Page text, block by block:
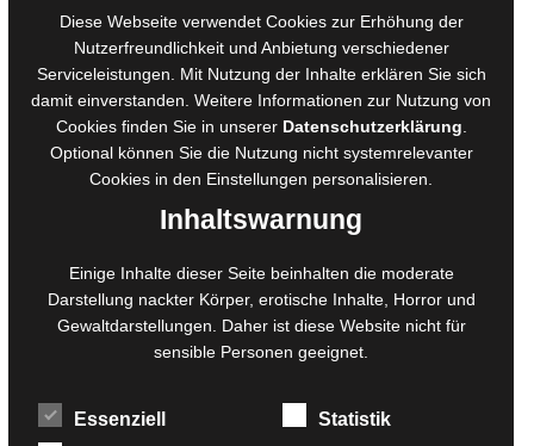
AGB für Medienprojekte
Online-Artikel
Manuskripte einreichen
Ausschreibungen
Belegexemplare
Eigenbedarfsexemplare
Foto- und Bildbearbeitung
Fotorestauration
Creative Artwork
MPS Fotografie
Diese Webseite verwendet Cookies zur Erhöhung der
Nutzerfreundlichkeit und Anbietung verschiedener
Serviceleistungen. Mit Nutzung der Inhalte erklären Sie sich
damit einverstanden. Weitere Informationen zur Nutzung von
Cookies finden Sie in unserer Datenschutzerklärung
Optional können Sie die Nutzung nicht systemrelevanter
Cookies in den Einstellungen personalisieren.
Inhaltswarnung
Einige Inhalte dieser Seite beinhalten die moderate
Darstellung nackter Körper, erotische Inhalte, Horror und
Gewaltdarstellungen. Daher ist diese Website nicht für
sensible Personen geeignet.
Essenziell Statistik